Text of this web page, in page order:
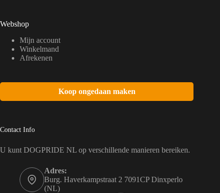
Webshop
Mijn account
Winkelmand
Afrekenen
Koop ongedaan maken
Contact Info
U kunt DOGPRIDE NL op verschillende manieren bereiken.
Adres:
Burg. Haverkampstraat 2 7091CP Dinxperlo
(NL)